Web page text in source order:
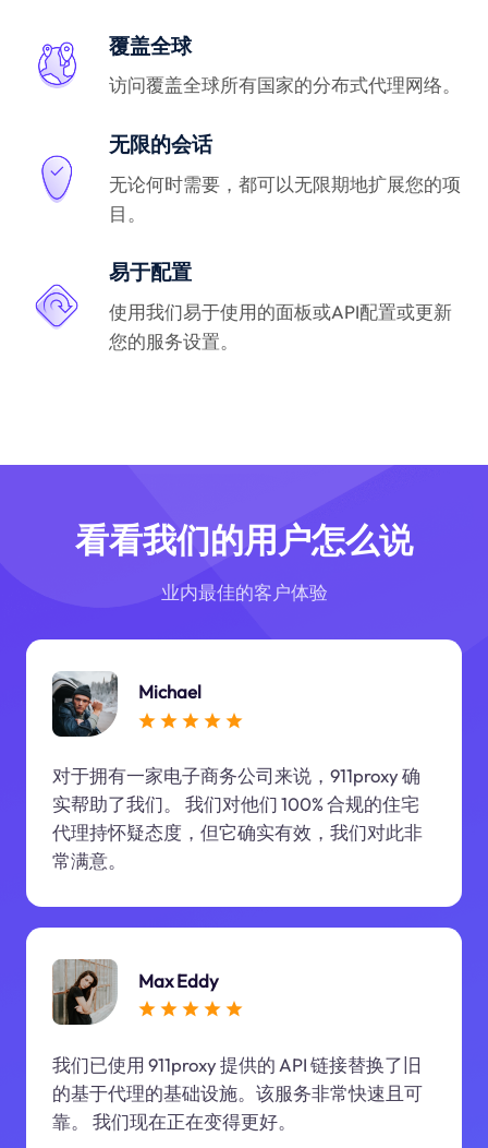
覆盖全球
访问覆盖全球所有国家的分布式代理网络。
无限的会话
无论何时需要，都可以无限期地扩展您的项
目。
易于配置
使用我们易于使用的面板或API配置或更新
您的服务设置。
看看我们的用户怎么说
业内最佳的客户体验
Michael
对于拥有一家电子商务公司来说，911proxy 确
实帮助了我们。 我们对他们 100% 合规的住宅
代理持怀疑态度，但它确实有效，我们对此非
常满意。
Max Eddy
我们已使用 911proxy 提供的 API 链接替换了旧
的基于代理的基础设施。该服务非常快速且可
靠。 我们现在正在变得更好。